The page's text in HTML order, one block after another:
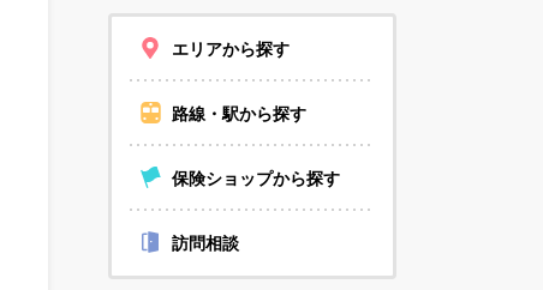
エリアから探す
路線・駅から探す
保険ショップから探す
訪問相談